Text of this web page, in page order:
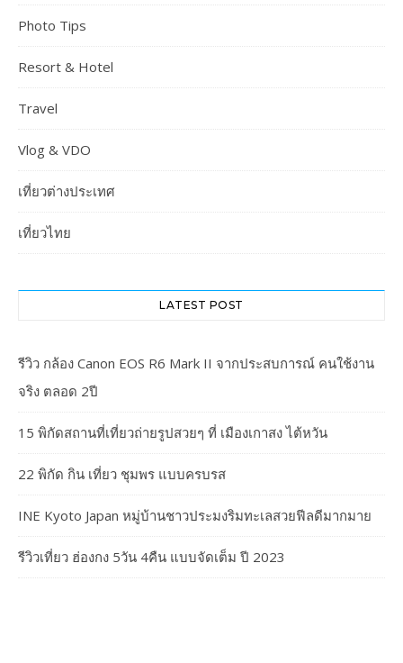
Photo Tips
Resort & Hotel
Travel
Vlog & VDO
เที่ยวต่างประเทศ
เที่ยวไทย
LATEST POST
รีวิว กล้อง Canon EOS R6 Mark II จากประสบการณ์ คนใช้งาน
จริง ตลอด 2ปี
15 พิกัดสถานที่เที่ยวถ่ายรูปสวยๆ ที่ เมืองเกาสง ไต้หวัน
22 พิกัด กิน เที่ยว ชุมพร แบบครบรส
INE Kyoto Japan หมู่บ้านชาวประมงริมทะเลสวยฟีลดีมากมาย
รีวิวเที่ยว ฮ่องกง 5วัน 4คืน แบบจัดเต็ม ปี 2023